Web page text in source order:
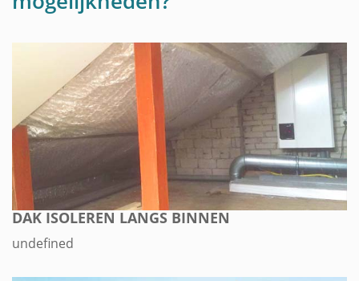
DAK ISOLEREN LANGS BINNEN
undefined